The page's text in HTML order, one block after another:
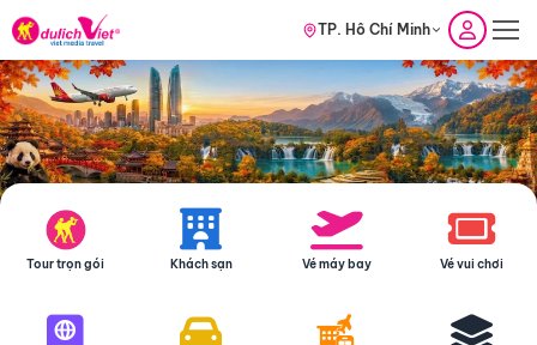
TP. Hồ Chí Minh
Tour trọn gói Khách sạn Vé máy bay Vé vui chơi